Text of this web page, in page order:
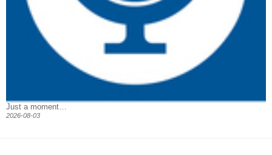
Just a moment…
2026-08-03